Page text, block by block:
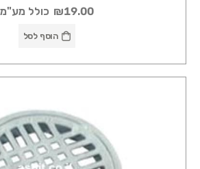
₪19.00 כולל מע"מ
הוסף לסל